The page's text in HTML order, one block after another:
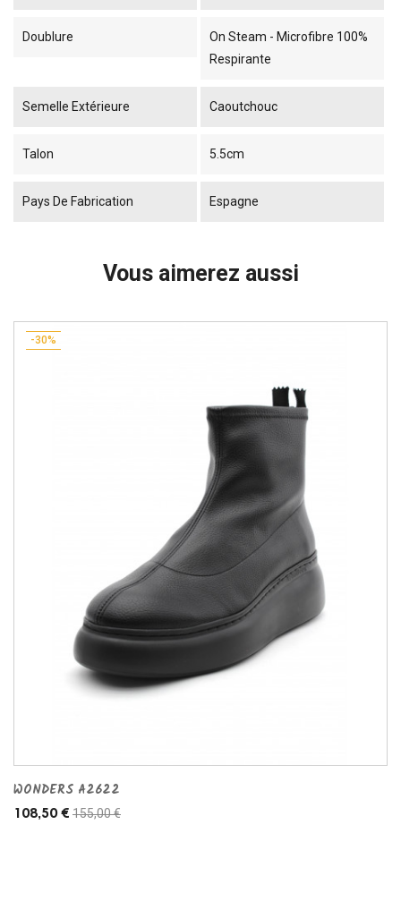
Doublure
On Steam - Microfibre 100%
Respirante
Semelle Extérieure Caoutchouc
Talon 5.5cm
Pays De Fabrication Espagne
Vous aimerez aussi
-30%
WONDERS A2622
108,50 € 155,00 €